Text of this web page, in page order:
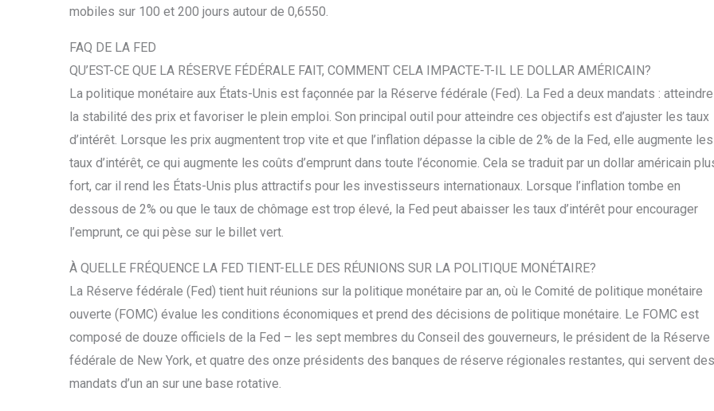
mobiles sur 100 et 200 jours autour de 0,6550.
FAQ DE LA FED
QU’EST-CE QUE LA RÉSERVE FÉDÉRALE FAIT, COMMENT CELA IMPACTE-T-IL LE DOLLAR AMÉRICAIN?
La politique monétaire aux États-Unis est façonnée par la Réserve fédérale (Fed). La Fed a deux mandats : atteindre
la stabilité des prix et favoriser le plein emploi. Son principal outil pour atteindre ces objectifs est d’ajuster les taux
d’intérêt. Lorsque les prix augmentent trop vite et que l’inflation dépasse la cible de 2% de la Fed, elle augmente les
taux d’intérêt, ce qui augmente les coûts d’emprunt dans toute l’économie. Cela se traduit par un dollar américain
fort, car il rend les États-Unis plus attractifs pour les investisseurs internationaux. Lorsque l’inflation tombe en
dessous de 2% ou que le taux de chômage est trop élevé, la Fed peut abaisser les taux d’intérêt pour encourager
l’emprunt, ce qui pèse sur le billet vert.
À QUELLE FRÉQUENCE LA FED TIENT-ELLE DES RÉUNIONS SUR LA POLITIQUE MONÉTAIRE?
La Réserve fédérale (Fed) tient huit réunions sur la politique monétaire par an, où le Comité de politique monétaire
ouverte (FOMC) évalue les conditions économiques et prend des décisions de politique monétaire. Le FOMC est
composé de douze officiels de la Fed – les sept membres du Conseil des gouverneurs, le président de la Réserve
fédérale de New York, et quatre des onze présidents des banques de réserve régionales restantes, qui servent des
mandats d’un an sur une base rotative.